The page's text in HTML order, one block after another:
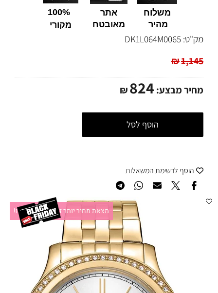
מצאת מחיר יותר זול?תקשרו אלינו!
משלוח
מהיר
אתר
מאובטח
100%
מקורי
מק"ט: DK1L064M0065
₪1,145
מחיר מבצע: ₪824
הוסף לסל
הוסף לרשימת המשאלות